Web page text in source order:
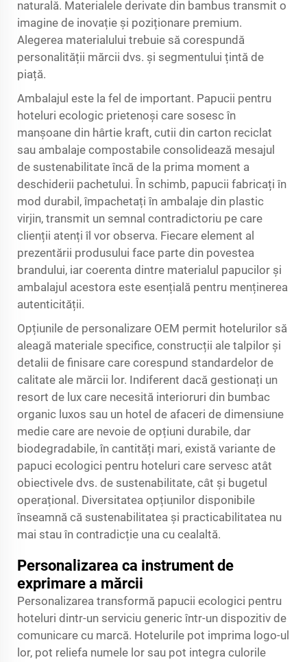
naturală. Materialele derivate din bambus transmit o
imagine de inovație și poziționare premium.
Alegerea materialului trebuie să corespundă
personalității mărcii dvs. și segmentului țintă de
piață.
Ambalajul este la fel de important. Papucii pentru
hoteluri ecologic prietenoși care sosesc în
manșoane din hârtie kraft, cutii din carton reciclat
sau ambalaje compostabile consolidează mesajul
de sustenabilitate încă de la prima moment a
deschiderii pachetului. În schimb, papucii fabricați în
mod durabil, împachetați în ambalaje din plastic
virjin, transmit un semnal contradictoriu pe care
clienții atenți îl vor observa. Fiecare element al
prezentării produsului face parte din povestea
brandului, iar coerenta dintre materialul papucilor și
ambalajul acestora este esențială pentru menținerea
autenticității.
Opțiunile de personalizare OEM permit hotelurilor să
aleagă materiale specifice, construcții ale talpilor și
detalii de finisare care corespund standardelor de
calitate ale mărcii lor. Indiferent dacă gestionați un
resort de lux care necesită interioruri din bumbac
organic luxos sau un hotel de afaceri de dimensiune
medie care are nevoie de opțiuni durabile, dar
biodegradabile, în cantități mari, există variante de
papuci ecologici pentru hoteluri care servesc atât
obiectivele dvs. de sustenabilitate, cât și bugetul
operațional. Diversitatea opțiunilor disponibile
înseamnă că sustenabilitatea și practicabilitatea nu
mai stau în contradicție una cu cealaltă.
Personalizarea ca instrument de
exprimare a mărcii
Personalizarea transformă papucii ecologici pentru
hoteluri dintr-un serviciu generic într-un dispozitiv de
comunicare cu marcă. Hotelurile pot imprima logo-ul
lor, pot reliefa numele lor sau pot integra culorile